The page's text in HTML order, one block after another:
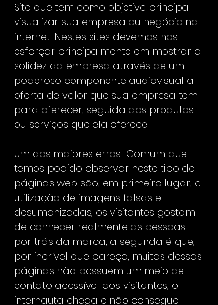
Site que tem como objetivo principal
visualizar sua empresa ou negócio na
internet. Nestes sites devemos nos
esforçar principalmente em mostrar a
solidez da empresa através de um
poderoso componente audiovisual a
oferta de valor que sua empresa tem
para oferecer, seguida dos produtos
ou serviços que ela oferece.
Um dos maiores erros Comum que
temos podido observar neste tipo de
páginas web são, em primeiro lugar, a
utilização de imagens falsas e
desumanizadas, os visitantes gostam
de conhecer realmente as pessoas
por trás da marca, a segunda é que,
por incrível que pareça, muitas dessas
páginas não possuem um meio de
contato acessível aos visitantes, o
internauta chega e não consegue